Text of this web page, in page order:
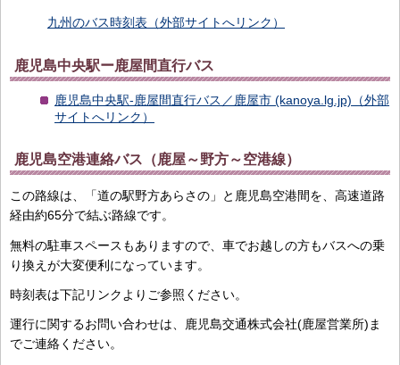
九州のバス時刻表（外部サイトへリンク）
鹿児島中央駅ー鹿屋間直行バス
鹿児島中央駅-鹿屋間直行バス／鹿屋市 (kanoya.lg.jp)（外部
サイトへリンク）
鹿児島空港連絡バス（鹿屋～野方～空港線）
この路線は、「道の駅野方あらさの」と鹿児島空港間を、高速道路
経由約65分で結ぶ路線です。
無料の駐車スペースもありますので、車でお越しの方もバスへの乗
り換えが大変便利になっています。
時刻表は下記リンクよりご参照ください。
運行に関するお問い合わせは、鹿児島交通株式会社(鹿屋営業所)ま
でご連絡ください。